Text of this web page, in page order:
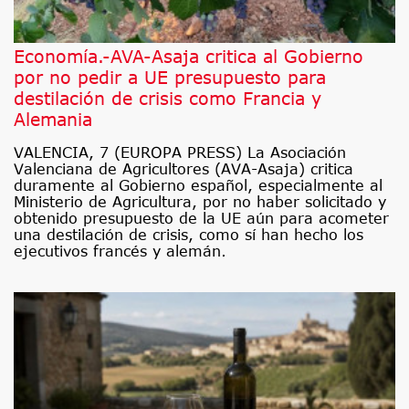
Economía.-AVA-Asaja critica al Gobierno
por no pedir a UE presupuesto para
destilación de crisis como Francia y
Alemania
VALENCIA, 7 (EUROPA PRESS) La Asociación
Valenciana de Agricultores (AVA-Asaja) critica
duramente al Gobierno español, especialmente al
Ministerio de Agricultura, por no haber solicitado y
obtenido presupuesto de la UE aún para acometer
una destilación de crisis, como sí han hecho los
ejecutivos francés y alemán.